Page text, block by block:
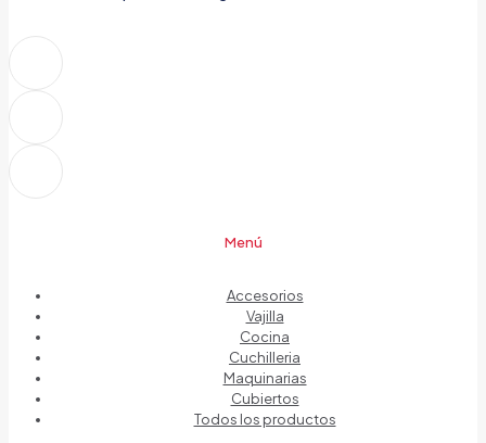
Menú
Accesorios
Vajilla
Cocina
Cuchilleria
Maquinarias
Cubiertos
Todos los productos